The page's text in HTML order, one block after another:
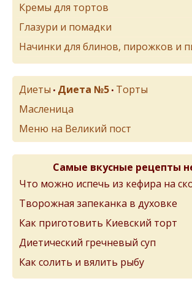
Кремы для тортов
Глазури и помадки
Начинки для блинов, пирожков и
Диеты • Диета №5 • Торты
Масленица
Меню на Великий пост
Самые вкусные рецепты
Что можно испечь из кефира на
Творожная запеканка в духовке
Как приготовить Киевский торт
Диетический гречневый суп
Как солить и вялить рыбу